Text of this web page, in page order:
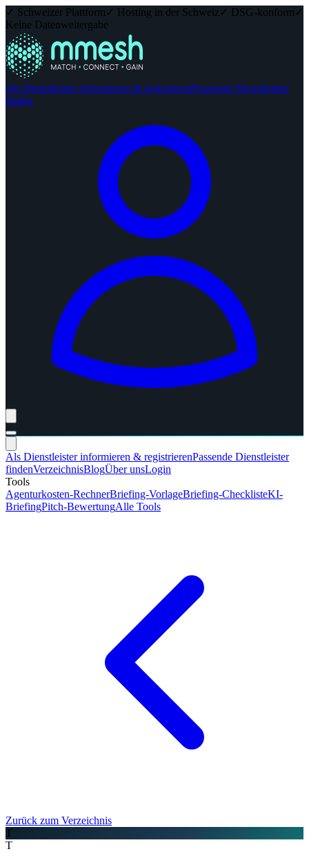
✓ Schweizer Plattform ✓ Hosting in der Schweiz ✓ DSG-konform ✓
Keine Datenweitergabe
Als Dienstleister informieren & registrierenPassende Dienstleister
finden
Als Dienstleister informieren & registrierenPassende Dienstleister
findenVerzeichnisBlogÜber unsLogin
Tools
Agenturkosten-RechnerBriefing-VorlageBriefing-ChecklisteKI-
BriefingPitch-BewertungAlle Tools
Zurück zum Verzeichnis
T
T